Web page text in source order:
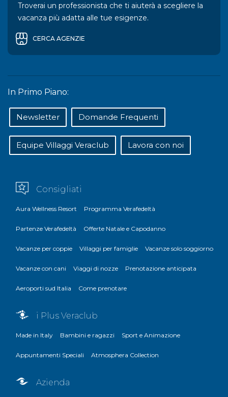
Troverai un professionista che ti aiuterà a scegliere la
vacanza più adatta alle tue esigenze.
CERCA AGENZIE
In Primo Piano:
Newsletter Domande Frequenti
Equipe Villaggi Veraclub Lavora con noi
Consigliati
Aura Wellness Resort Programma Verafedeltà
Partenze Verafedeltà Offerte Natale e Capodanno
Vacanze per coppie Villaggi per famiglie Vacanze solo soggiorno
Vacanze con cani Viaggi di nozze Prenotazione anticipata
Aeroporti sud Italia Come prenotare
i Plus Veraclub
Made in Italy Bambini e ragazzi Sport e Animazione
Appuntamenti Speciali Atmosphera Collection
Azienda